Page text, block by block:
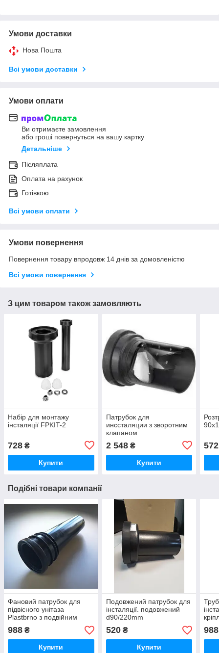
Умови доставки
Нова Пошта
Всі умови доставки
Умови оплати
Ви отримаєте замовлення
або гроші повернуться на вашу картку
Детальніше
Післяплата
Оплата на рахунок
Готівкою
Всі умови оплати
Умови повернення
Повернення товару впродовж 14 днів за домовленістю
Всі умови повернення
З цим товаром також замовляють
Набір для монтажу
інсталяції FPKIT-2
728 ₴
Купити
Патрубок для
инссталяции з зворотним
клапаном
2 548₴
Купити
572
Подібні товари компанії
Фановий патрубок для
підвісного унітаза
Plastbrno з подвійним
місцем кріплення
988 ₴
Купити
Подовжений патрубок для
інсталяції. подовжений
d90/220mm
520₴
Купити
988